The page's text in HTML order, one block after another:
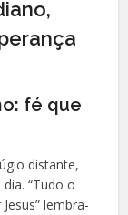
fé que
distante,
“Tudo o
lembra-